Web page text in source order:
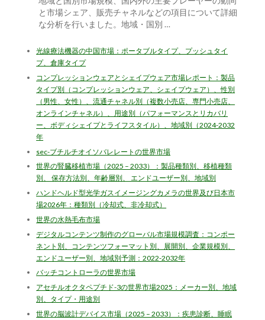
と市場シェア、販売チャネルなどの項目について詳細
な分析を行いました。地域・国別 …
光線療法機器の中国市場：ポータブルタイプ、プッシュタイ
プ、倉庫タイプ
コンプレッションウェアとシェイプウェア市場レポート：製品
タイプ別（コンプレッションウェア、シェイプウェア）、性別
（男性、女性）、流通チャネル別（複数小売店、専門小売店、
オンラインチャネル）、用途別（パフォーマンスとリカバリ
ー、ボディシェイプとライフスタイル）、地域別（2024-2032
年
sec-ブチルチオイソバレレートの世界市場
世界の腎臓移植市場（2025 – 2033）：製品種類別、移植種類
別、 保存方法別、年齢層別、 エンドユーザー別、地域別
ハンドヘルド型光学ガスイメージングカメラの世界及び日本市
場2026年：種類別（冷却式、非冷却式）
世界の水熱毛布市場
デジタルコンテンツ制作のグローバル市場規模調査：コンポー
ネント別、コンテンツフォーマット別、展開別、企業規模別、
エンドユーザー別、地域別予測：2022-2032年
バッチコントローラの世界市場
アセチルオクタペプチド-3の世界市場2025：メーカー別、地域
別、タイプ・用途別
世界の脳波計デバイス市場（2025 – 2033）：疾患診断、睡眠